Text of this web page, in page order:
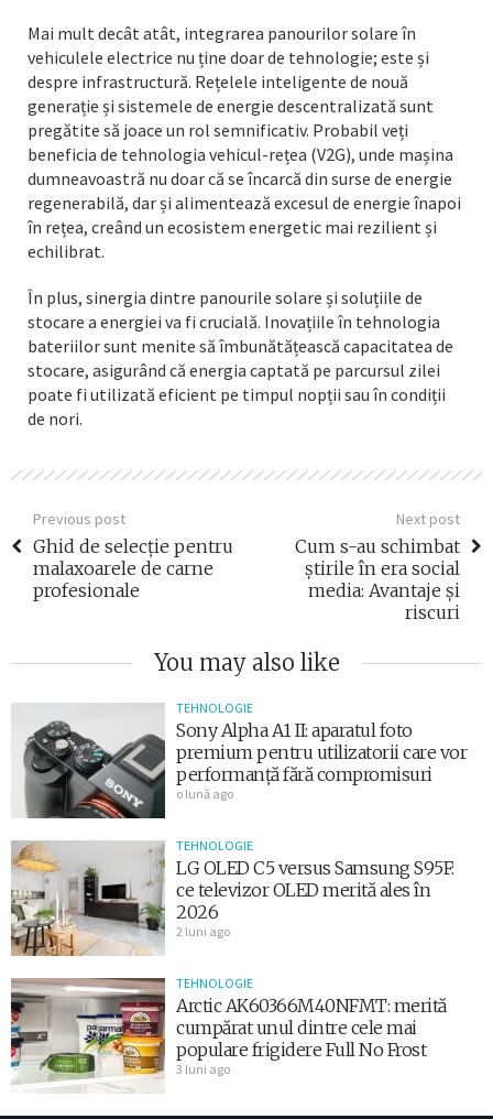
Mai mult decât atât, integrarea panourilor solare în
vehiculele electrice nu ține doar de tehnologie; este și
despre infrastructură. Rețelele inteligente de nouă
generație și sistemele de energie descentralizată sunt
pregătite să joace un rol semnificativ. Probabil veți
beneficia de tehnologia vehicul-rețea (V2G), unde mașina
dumneavoastră nu doar că se încarcă din surse de energie
regenerabilă, dar și alimentează excesul de energie înapoi
în rețea, creând un ecosistem energetic mai rezilient și
echilibrat.
În plus, sinergia dintre panourile solare și soluțiile de
stocare a energiei va fi crucială. Inovațiile în tehnologia
bateriilor sunt menite să îmbunătățească capacitatea de
stocare, asigurând că energia captată pe parcursul zilei
poate fi utilizată eficient pe timpul nopții sau în condiții
de nori.
Previous post
Ghid de selecție pentru
malaxoarele de carne
profesionale
Next post
Cum s-au schimbat
știrile în era social
media: Avantaje și
riscuri
You may also like
TEHNOLOGIE
Sony Alpha A1 II: aparatul foto
premium pentru utilizatorii care vor
performanță fără compromisuri
o lună ago
TEHNOLOGIE
LG OLED C5 versus Samsung S95F:
ce televizor OLED merită ales în
2026
2 luni ago
TEHNOLOGIE
Arctic AK60366M40NFMT: merită
cumpărat unul dintre cele mai
populare frigidere Full No Frost
3 luni ago